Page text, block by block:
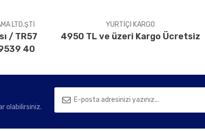
LTD.ŞTİ
/ TR57
40
YURTİÇİ KARGO
4950 TL ve üzeri Kargo Ücretsiz
olabilirsiniz.